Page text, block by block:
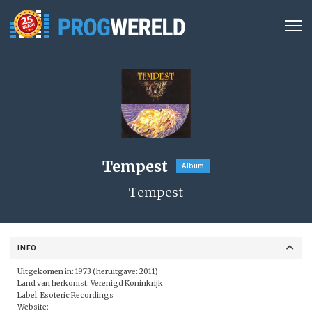
Tempest Album
Tempest
INFO
Uitgekomen in: 1973 (heruitgave: 2011)
Land van herkomst: Verenigd Koninkrijk
Label: Esoteric Recordings
Website: -